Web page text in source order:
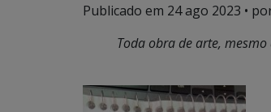
Publicado em 24 ago 2023 •
Toda obra de arte,